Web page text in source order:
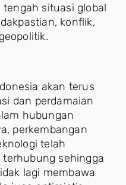
situasi global
konflik,
akan terus
dan perdamaian
hubungan
perkembangan
telah
sehingga
lagi membawa